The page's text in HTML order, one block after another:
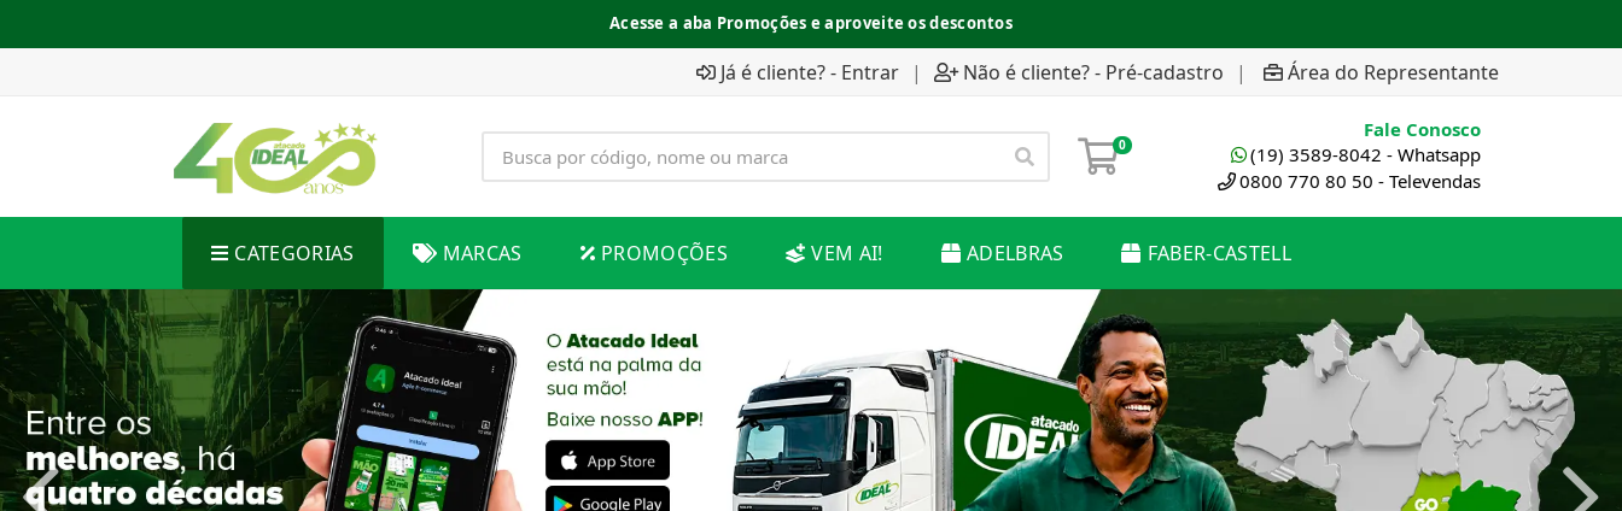
Acesse a aba Promoções e aproveite os descontos
Já é cliente? - Entrar | Não é cliente? - Pré-cadastro | Área do Representante
0
Fale Conosco
(19) 3589-8042 - Whatsapp
0800 770 80 50 - Televendas
CATEGORIAS MARCAS PROMOÇÕES VEM AI! ADELBRAS FABER-CASTELL